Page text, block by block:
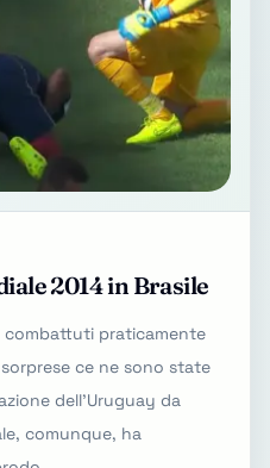
2014 in Brasile
combattuti praticamente
ce ne sono state
dell'Uruguay da
comunque, ha